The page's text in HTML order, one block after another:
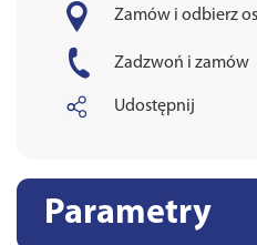
Zamów i odbierz
Zadzwoń i zamów
Udostępnij
Parametry